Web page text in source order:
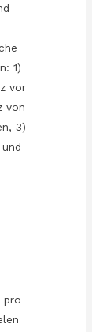
1)
vor
von
3)
pro